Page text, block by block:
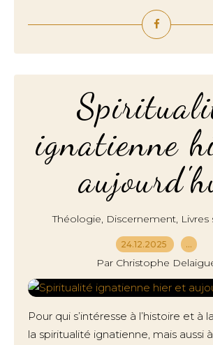
ignatienne
Théologie, Discernement, Livres
24.12.2025 …
Par Christophe
Pour qui s’intéresse à l’histoire et à
la spiritualité ignatienne, mais aussi